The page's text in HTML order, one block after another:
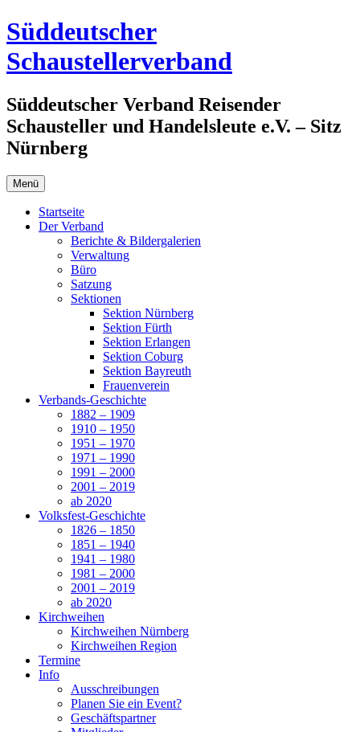
Zum
Inhalt
springen
Süddeutscher
Schaustellerverband
Süddeutscher Verband Reisender
Schausteller und Handelsleute e.V. – Sitz
Nürnberg
Menü
Startseite
Der Verband
Berichte & Bildergalerien
Verwaltung
Büro
Satzung
Sektionen
Sektion Nürnberg
Sektion Fürth
Sektion Erlangen
Sektion Coburg
Sektion Bayreuth
Frauenverein
Verbands-Geschichte
1882 – 1909
1910 – 1950
1951 – 1970
1971 – 1990
1991 – 2000
2001 – 2019
ab 2020
Volksfest-Geschichte
1826 – 1850
1851 – 1940
1941 – 1980
1981 – 2000
2001 – 2019
ab 2020
Kirchweihen
Kirchweihen Nürnberg
Kirchweihen Region
Termine
Info
Ausschreibungen
Planen Sie ein Event?
Geschäftspartner